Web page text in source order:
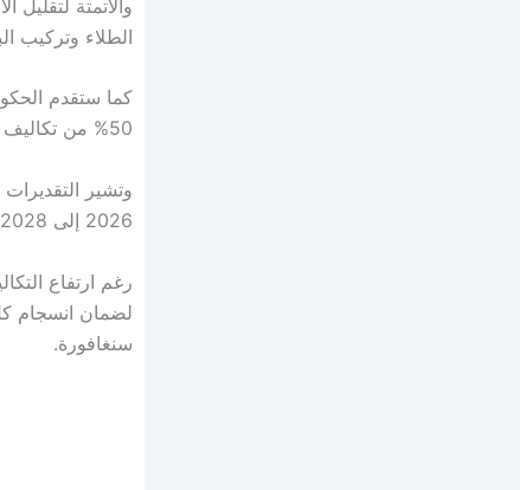
والأتمتة لتقليل
الطلاء وتركيب
كما ستقدم
50% من تكاليف العمالة.
2026 إلى 2028، وتأجيل الذروة إلى عامي 2028 – 2029.
رغم ارتفاع
لضمان انسجام
سنغافورة.